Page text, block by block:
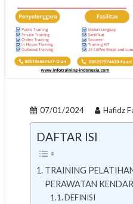
07/01/2024 Hafidz
DAFTAR ISI
TRAINING
PERAWATAN
DEFINISI